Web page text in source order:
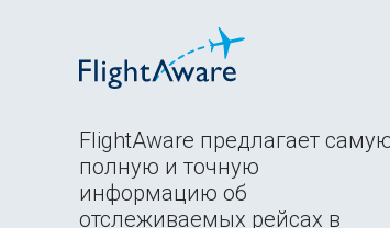
FlightAware предлагает
полную и точную
информацию об
отслеживаемых рейсах в